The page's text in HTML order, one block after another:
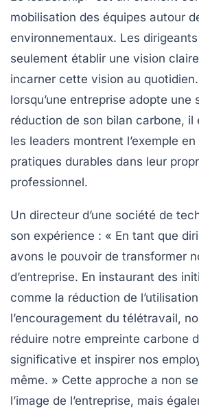
mobilisation des équipes autour
environnementaux. Les
seulement établir une vision
incarner cette vision au
lorsqu’une entreprise adopte une
réduction de son bilan carbone, il
les leaders montrent l’exemple
pratiques durables dans leur
professionnel.
Un directeur d’une société de
son expérience : « En tant que
avons le pouvoir de transformer
d’entreprise. En instaurant des
comme la réduction de
l’encouragement du télétravail,
réduire notre empreinte carbone
significative et inspirer nos
même. » Cette approche a non
l’image de l’entreprise, mais